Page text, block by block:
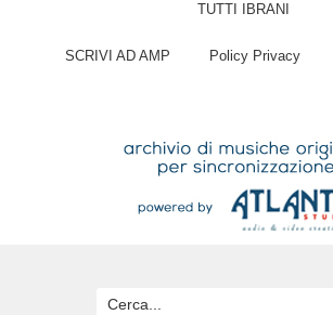
TUTTI IBRANI
SCRIVI AD AMP Policy Privacy